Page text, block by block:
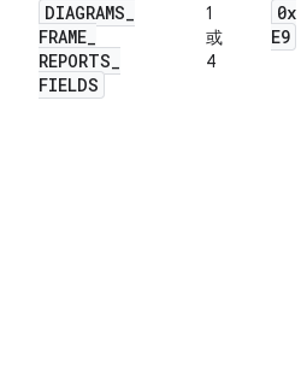
DIAGRAMS_
FRAME_
REPORTS_
FIELDS
1
或
4
0x
E9